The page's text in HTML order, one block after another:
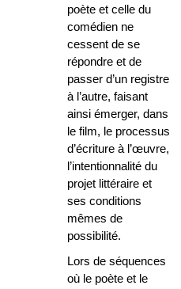
poète et celle du
comédien ne
cessent de se
répondre et de
passer d’un registre
à l’autre, faisant
ainsi émerger, dans
le film, le processus
d’écriture à l’œuvre,
l’intentionnalité du
projet littéraire et
ses conditions
mêmes de
possibilité.
Lors de séquences
où le poète et le